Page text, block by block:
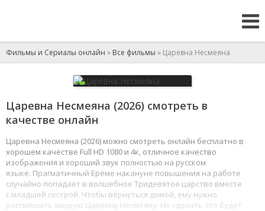
Фильмы и Сериалы онлайн » Все фильмы » Царевна Несмеяна
Царевна Несмеяна (2026) смотреть в
качестве онлайн
Царевна Несмеяна (2026) можно смотреть онлайн бесплатно в
хорошем качестве Full HD 1080 и 4к, отличное качество
изображения и хороший звук полностью на русском
языке. Прагматичный Ерёме накануне повышения на работе
случайно попадает в волшебное Тридевятое царство вместе
с младшей сестрой. Чтобы вернуться домой, ему нужно
рассмешить хмурую Царевну Несмеяну. Но сделать это будет